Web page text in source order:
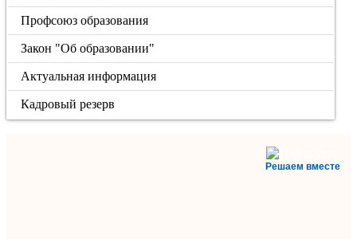
Профсоюз образования
Закон "Об образовании"
Актуальная информация
Кадровый резерв
Решаем вместе